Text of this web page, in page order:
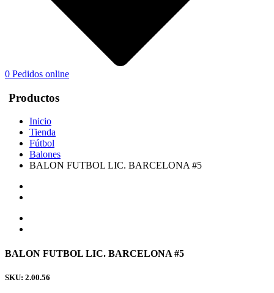
0 Pedidos online
Productos
Inicio
Tienda
Fútbol
Balones
BALON FUTBOL LIC. BARCELONA #5
BALON FUTBOL LIC. BARCELONA #5
SKU: 2.00.56